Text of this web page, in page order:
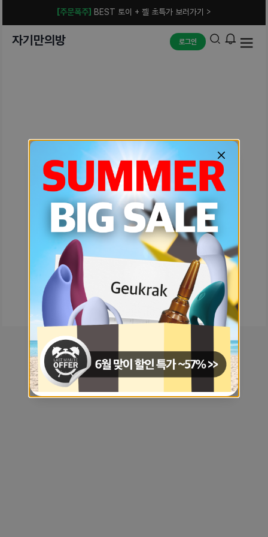
[주문폭주] BEST 토이 + 젤 초특가 보러가기 >
자기만의방 로그인
예상치 못한 에러입니다.